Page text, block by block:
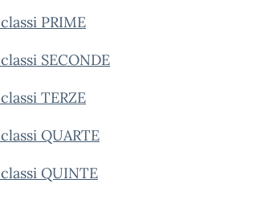
PRIME
SECONDE
TERZE
QUARTE
QUINTE